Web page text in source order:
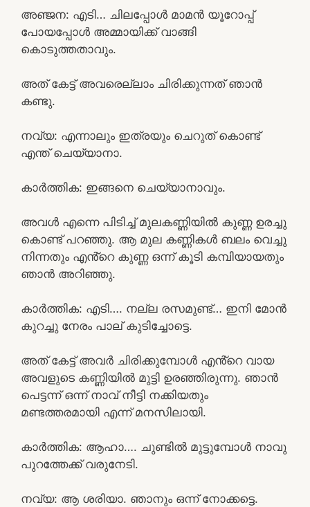
അഞ്ജന: എടി… ചിലപ്പോൾ മാമൻ യൂറോപ്പ്
പോയപ്പോൾ അമ്മായിക്ക് വാങ്ങി
കൊടുത്തതാവും.
അത് കേട്ട് അവരെല്ലാം ചിരിക്കുന്നത് ഞാൻ
കണ്ടു.
നവ്യ: എന്നാലും ഇത്രയും ചെറുത്‌ കൊണ്ട്
എന്ത് ചെയ്യാനാ.
കാർത്തിക: ഇങ്ങനെ ചെയ്യാനാവും.
അവൾ എന്നെ പിടിച്ച് മുലകണ്ണിയിൽ കുണ്ണ ഉരച്ചു
കൊണ്ട് പറഞ്ഞു. ആ മുല കണ്ണികൾ ബലം വെച്ചു
നിന്നതും എൻ്റെ കുണ്ണ ഒന്ന് കൂടി കമ്പിയായതും
ഞാൻ അറിഞ്ഞു.
കാർത്തിക: എടി…. നല്ല രസമുണ്ട്… ഇനി മോൻ
കുറച്ചു നേരം പാല് കുടിച്ചോട്ടെ.
അത് കേട്ട് അവർ ചിരിക്കുമ്പോൾ എൻ്റെ വായ
അവളുടെ കണ്ണിയിൽ മുട്ടി ഉരഞ്ഞിരുന്നു. ഞാൻ
പെട്ടന്ന് ഒന്ന് നാവ് നീട്ടി നക്കിയതും
മണ്ടത്തരമായി എന്ന് മനസിലായി.
കാർത്തിക: ആഹാ…. ചുണ്ടിൽ മുട്ടുമ്പോൾ നാവു
പുറത്തേക്ക് വരുനേടി.
നവ്യ: ആ ശരിയാ. ഞാനും ഒന്ന് നോക്കട്ടെ.